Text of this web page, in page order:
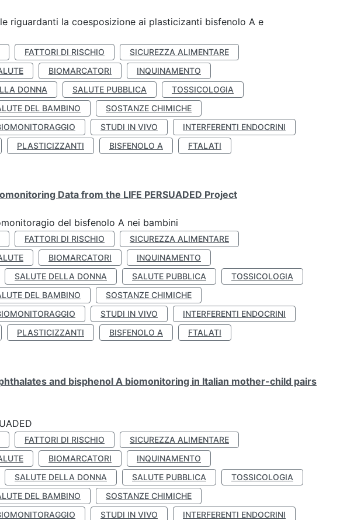
riguardanti la coesposizione ai plasticizanti bisfenolo A e
FATTORI DI RISCHIO
SICUREZZA ALIMENTARE
BIOMARCATORI
INQUINAMENTO
DONNA SALUTE PUBBLICA
TOSSICOLOGIA
DEL BAMBINO
SOSTANZE CHIMICHE
STUDI IN VIVO
INTERFERENTI ENDOCRINI
PLASTICIZZANTI BISFENOLO A
FTALATI
Data from the LIFE PERSUADED Project
del bisfenolo A nei bambini
FATTORI DI RISCHIO
SICUREZZA ALIMENTARE
BIOMARCATORI
INQUINAMENTO
SALUTE DELLA DONNA SALUTE PUBBLICA
TOSSICOLOGIA
DEL BAMBINO
SOSTANZE CHIMICHE
STUDI IN VIVO
INTERFERENTI ENDOCRINI
PLASTICIZZANTI BISFENOLO A
FTALATI
and bisphenol A biomonitoring in Italian mother-child pairs
FATTORI DI RISCHIO
SICUREZZA ALIMENTARE
BIOMARCATORI
INQUINAMENTO
SALUTE DELLA DONNA SALUTE PUBBLICA
TOSSICOLOGIA
DEL BAMBINO
SOSTANZE CHIMICHE
STUDI IN VIVO
INTERFERENTI ENDOCRINI